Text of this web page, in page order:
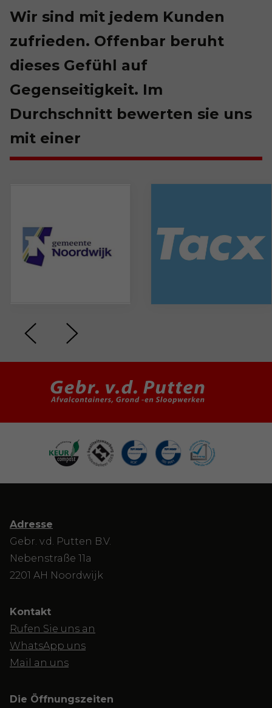
Wir sind mit jedem Kunden
zufrieden. Offenbar beruht
dieses Gefühl auf
Gegenseitigkeit. Im
Durchschnitt bewerten sie uns
mit einer
Adresse
Gebr. v.d. Putten B.V.
Nebenstraße 11a
2201 AH Noordwijk
Kontakt
Rufen Sie uns an
WhatsApp uns
Mail an uns
Die Öffnungszeiten